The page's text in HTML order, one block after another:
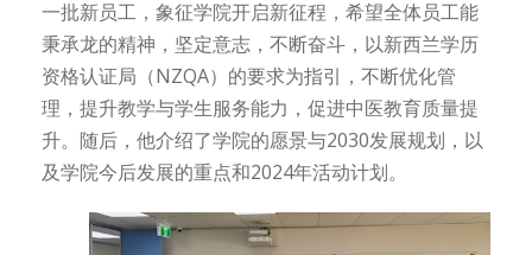
一批新员工，象征学院开启新征程，希望全体员工能
秉承龙的精神，坚定意志，不断奋斗，以新西兰学历
资格认证局（NZQA）的要求为指引，不断优化管
理，提升教学与学生服务能力，促进中医教育质量提
升。随后，他介绍了学院的愿景与2030发展规划，以
及学院今后发展的重点和2024年活动计划。